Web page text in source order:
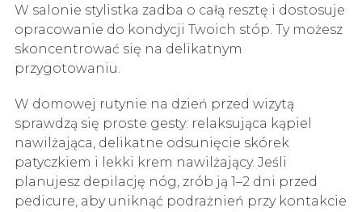
W salonie stylistka zadba o całą resztę i dostosuje
opracowanie do kondycji Twoich stóp. Ty możesz
skoncentrować się na delikatnym
przygotowaniu.
W domowej rutynie na dzień przed wizytą
sprawdzą się proste gesty: relaksująca kąpiel
nawilżająca, delikatne odsunięcie skórek
patyczkiem i lekki krem nawilżający. Jeśli
planujesz depilację nóg, zrób ją 1–2 dni przed
pedicure, aby uniknąć podrażnień przy kontakcie